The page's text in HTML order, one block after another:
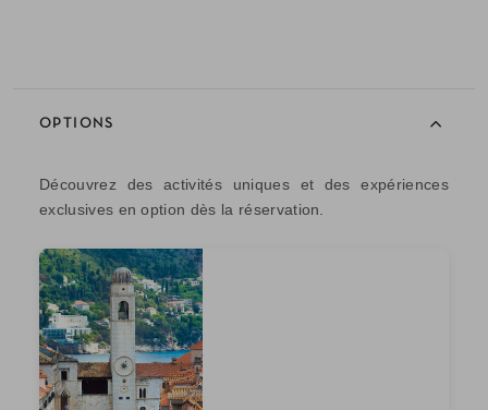
OPTIONS
Découvrez des activités uniques et des expériences
exclusives en option dès la réservation.